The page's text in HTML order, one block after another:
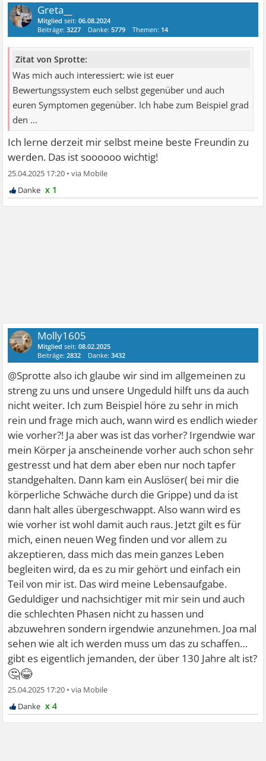
Greta__
Mitglied seit:06.08.2024
Beiträge:3227 Danke:5779 Themen: 14
Zitat von Sprotte:
Was mich auch interessiert: wie ist euer
Bewertungssystem euch selbst gegenüber und auch
euren Symptomen gegenüber. Ich habe zum Beispiel grad
den ...
Ich lerne derzeit mir selbst meine beste Freundin zu
werden. Das ist soooooo wichtig!
25.04.2025 17:20 •
x 1
Molly1605
Mitglied seit:08.02.2025
Beiträge:2832 Danke:3432
@Sprotte also ich glaube wir sind im allgemeinen zu
streng zu uns und unsere Ungeduld hilft uns da auch
nicht weiter. Ich zum Beispiel höre zu sehr in mich
rein und frage mich auch, wann wird es endlich wieder
wie vorher?! Ja aber was ist das vorher? Irgendwie war
mein Körper ja anscheinende vorher auch schon sehr
gestresst und hat dem aber eben nur noch tapfer
standgehalten. Dann kam ein Auslöser( bei mir die
körperliche Schwäche durch die Grippe) und da ist
dann halt alles übergeschwappt. Also wann wird es
wie vorher ist wohl damit auch raus. Jetzt gilt es für
mich, einen neuen Weg finden und vor allem zu
akzeptieren, dass mich das mein ganzes Leben
begleiten wird, da es zu mir gehört und einfach ein
Teil von mir ist. Das wird meine Lebensaufgabe.
Geduldiger und nachsichtiger mit mir sein und auch
die schlechten Phasen nicht zu hassen und
abzuwehren sondern irgendwie anzunehmen. Joa mal
sehen wie alt ich werden muss um das zu schaffen…
gibt es eigentlich jemanden, der über 130 Jahre alt ist?
🤔😂
25.04.2025 17:20 •
x 4